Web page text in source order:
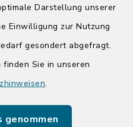
Darstellung unserer
Einwilligung zur Nutzung
gesondert abgefragt.
Sie in unseren
.
genommen